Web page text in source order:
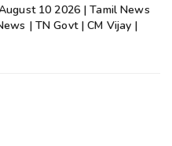
10 2026 | Tamil News
| TN Govt | CM Vijay |